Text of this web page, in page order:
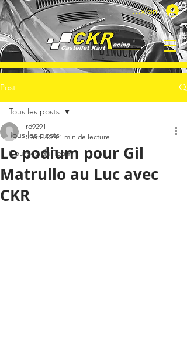
Connexion
Post
Tous les posts
Courses du Team
Tous les posts
Le podium pour Gil
Matrullo au Luc avec
CKR
rd9291
5 avr. 2024 1 min de lecture